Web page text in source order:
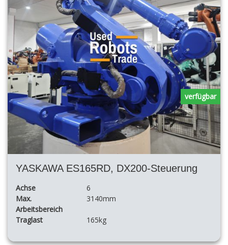
YASKAWA ES165RD, DX200-Steuerung
Achse
6
Max.
Arbeitsbereich
3140mm
Traglast 165kg
verfügbar